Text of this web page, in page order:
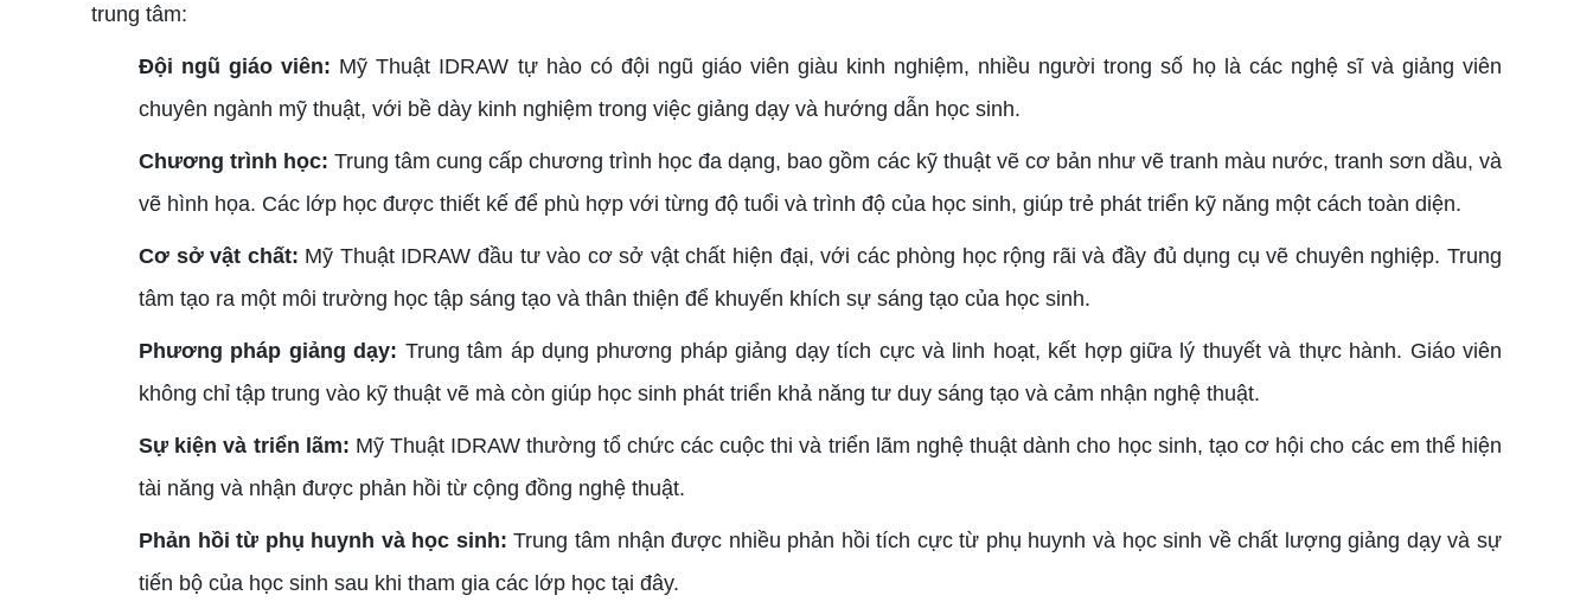
trung tâm:
Đội ngũ giáo viên: Mỹ Thuật IDRAW tự hào có đội ngũ giáo viên giàu kinh nghiệm, nhiều người trong số họ là các nghệ sĩ và giảng viên
chuyên ngành mỹ thuật, với bề dày kinh nghiệm trong việc giảng dạy và hướng dẫn học sinh.
Chương trình học: Trung tâm cung cấp chương trình học đa dạng, bao gồm các kỹ thuật vẽ cơ bản như vẽ tranh màu nước, tranh sơn dầu, và
vẽ hình họa. Các lớp học được thiết kế để phù hợp với từng độ tuổi và trình độ của học sinh, giúp trẻ phát triển kỹ năng một cách toàn diện.
Cơ sở vật chất: Mỹ Thuật IDRAW đầu tư vào cơ sở vật chất hiện đại, với các phòng học rộng rãi và đầy đủ dụng cụ vẽ chuyên nghiệp. Trung
tâm tạo ra một môi trường học tập sáng tạo và thân thiện để khuyến khích sự sáng tạo của học sinh.
Phương pháp giảng dạy: Trung tâm áp dụng phương pháp giảng dạy tích cực và linh hoạt, kết hợp giữa lý thuyết và thực hành. Giáo viên
không chỉ tập trung vào kỹ thuật vẽ mà còn giúp học sinh phát triển khả năng tư duy sáng tạo và cảm nhận nghệ thuật.
Sự kiện và triển lãm: Mỹ Thuật IDRAW thường tổ chức các cuộc thi và triển lãm nghệ thuật dành cho học sinh, tạo cơ hội cho các em thể hiện
tài năng và nhận được phản hồi từ cộng đồng nghệ thuật.
Phản hồi từ phụ huynh và học sinh:Trung tâm nhận được nhiều phản hồi tích cực từ phụ huynh và học sinh về chất lượng giảng dạy và sự
tiến bộ của học sinh sau khi tham gia các lớp học tại đây.